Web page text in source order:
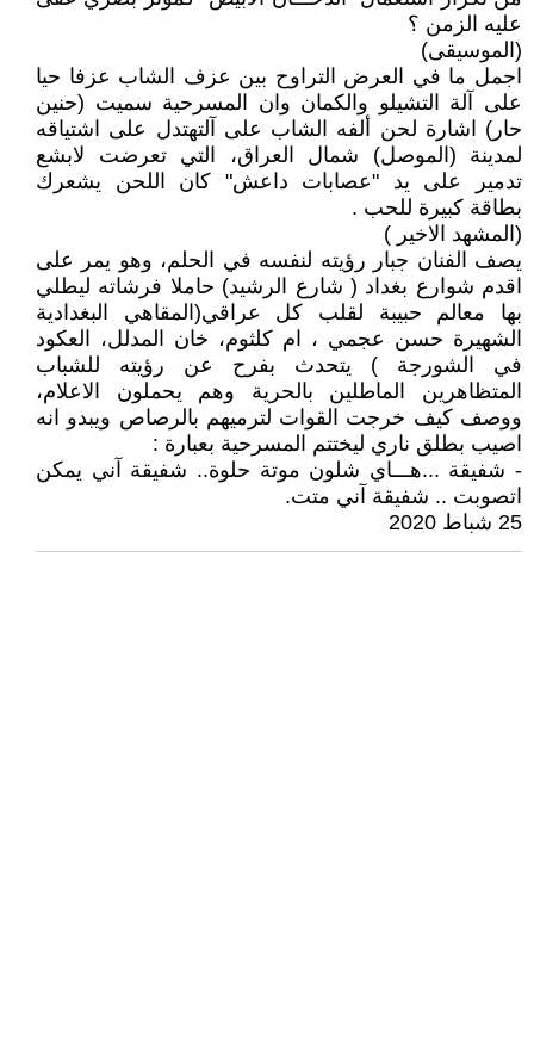
عليه الزمن ؟
(الموسيقى)
اجمل ما في العرض التراوح بين عزف الشاب عزفا حيا
على آلة التشيلو والكمان وان المسرحية سميت (حنين
حار) اشارة لحن ألفه الشاب على آلتهتدل على اشتياقه
لمدينة (الموصل) شمال العراق، التي تعرضت لابشع
تدمير على يد "عصابات داعش" كان اللحن يشعرك
بطاقة كبيرة للحب .
(المشهد الاخير )
يصف الفنان جبار رؤيته لنفسه في الحلم، وهو يمر على
اقدم شوارع بغداد ( شارع الرشيد) حاملا فرشاته ليطلي
بها معالم حبيبة لقلب كل عراقي(المقاهي البغدادية
الشهيرة حسن عجمي ، ام كلثوم، خان المدلل، العكود
في الشورجة ) يتحدث بفرح عن رؤيته للشباب
المتظاهرين الماطلين بالحرية وهم يحملون الاعلام،
ووصف كيف خرجت القوات لترميهم بالرصاص ويبدو انه
اصيب بطلق ناري ليختتم المسرحية بعبارة :
- شفيقة ...هـــاي شلون موتة حلوة.. شفيقة آني يمكن
اتصوبت .. شفيقة آني متت.
25 شباط 2020